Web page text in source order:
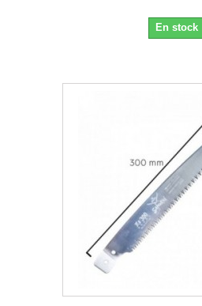
En stock